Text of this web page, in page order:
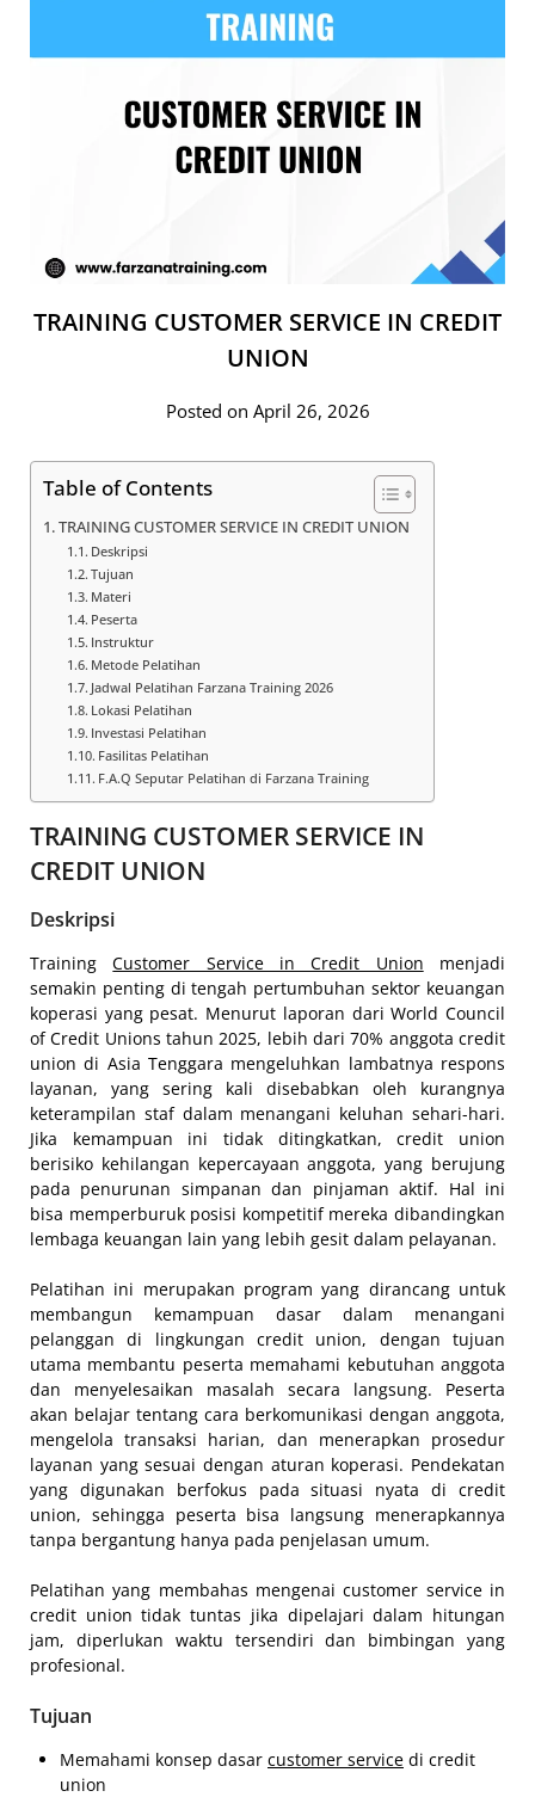
TRAINING CUSTOMER SERVICE IN CREDIT
UNION
Posted on April 26, 2026
Table of Contents
TRAINING CUSTOMER SERVICE IN CREDIT UNION
Deskripsi
Tujuan
Materi
Peserta
Instruktur
Metode Pelatihan
Jadwal Pelatihan Farzana Training 2026
Lokasi Pelatihan
Investasi Pelatihan
Fasilitas Pelatihan
F.A.Q Seputar Pelatihan di Farzana Training
TRAINING CUSTOMER SERVICE IN
CREDIT UNION
Deskripsi
TrainingCustomer Service in Credit Union menjadi
semakin penting di tengah pertumbuhan sektor keuangan
koperasi yang pesat. Menurut laporan dari World Council
of Credit Unions tahun 2025, lebih dari 70% anggota credit
union di Asia Tenggara mengeluhkan lambatnya respons
layanan, yang sering kali disebabkan oleh kurangnya
keterampilan staf dalam menangani keluhan sehari-hari.
Jika kemampuan ini tidak ditingkatkan, credit union
berisiko kehilangan kepercayaan anggota, yang berujung
pada penurunan simpanan dan pinjaman aktif. Hal ini
bisa memperburuk posisi kompetitif mereka dibandingkan
lembaga keuangan lain yang lebih gesit dalam pelayanan.
Pelatihan ini merupakan program yang dirancang untuk
membangun kemampuan dasar dalam menangani
pelanggan di lingkungan credit union, dengan tujuan
utama membantu peserta memahami kebutuhan anggota
dan menyelesaikan masalah secara langsung. Peserta
akan belajar tentang cara berkomunikasi dengan anggota,
mengelola transaksi harian, dan menerapkan prosedur
layanan yang sesuai dengan aturan koperasi. Pendekatan
yang digunakan berfokus pada situasi nyata di credit
union, sehingga peserta bisa langsung menerapkannya
tanpa bergantung hanya pada penjelasan umum.
Pelatihan yang membahas mengenai customer service in
credit union tidak tuntas jika dipelajari dalam hitungan
jam, diperlukan waktu tersendiri dan bimbingan yang
profesional.
Tujuan
Memahami konsep dasar customer service di credit
union